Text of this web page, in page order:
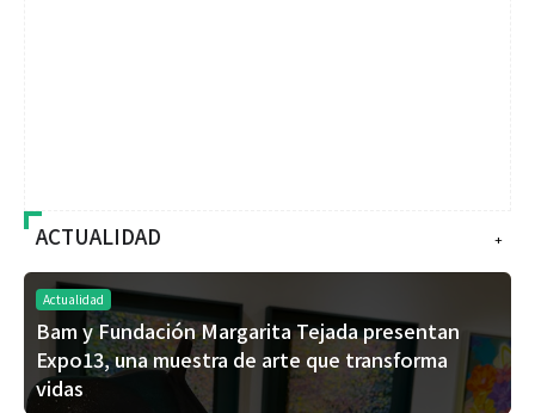
+
ACTUALIDAD
Actualidad
Bam y Fundación Margarita Tejada presentan
Expo13, una muestra de arte que transforma
vidas